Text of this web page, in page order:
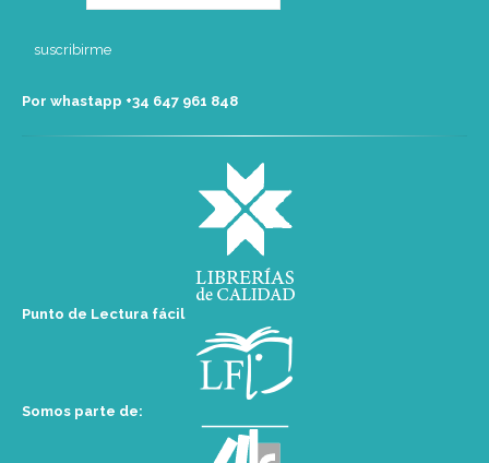
Por whastapp +34 ‭647 961 848‬
Punto de Lectura fácil
Somos parte de: